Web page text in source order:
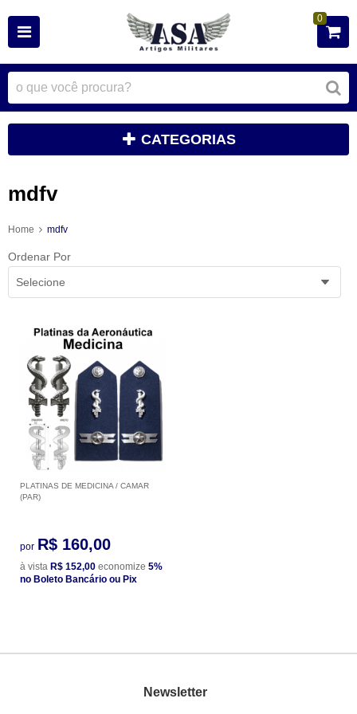
0
CATEGORIAS
mdfv
Home mdfv
Ordenar Por
Selecione
PLATINAS DE MEDICINA / CAMAR
(PAR)
por R$ 160,00
à vista R$ 152,00 economize 5%
no Boleto Bancário ou Pix
Newsletter